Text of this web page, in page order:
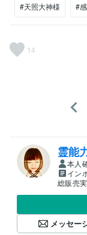
#天照大神様 #
14
霊能
本人
イン
総販売
メッセー